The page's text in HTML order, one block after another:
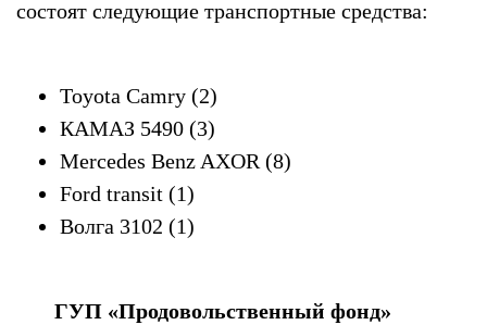
состоят следующие транспортные средства:
Toyota Camry (2)
КАМАЗ 5490 (3)
Mercedes Benz AXOR (8)
Ford transit (1)
Волга 3102 (1)
ГУП «Продовольственный фонд»